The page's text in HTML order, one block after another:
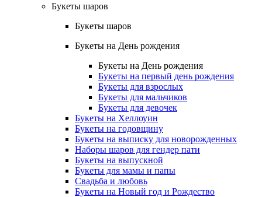
Букеты шаров
Букеты шаров
Букеты на День рождения
Букеты на День рождения
Букеты на первый день рождения
Букеты для взрослых
Букеты для мальчиков
Букеты для девочек
Букеты на Хеллоуин
Букеты на годовщину
Букеты на выписку для новорожденных
Наборы шаров для гендер пати
Букеты на выпускной
Букеты для мамы и папы
Свадьба и любовь
Букеты на Новый год и Рождество